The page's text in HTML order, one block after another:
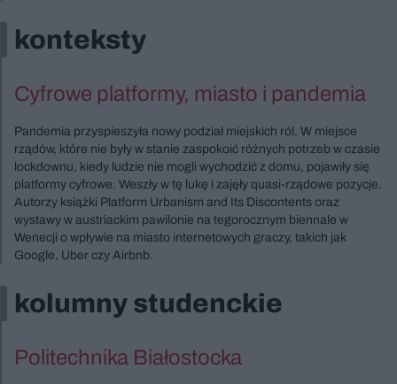
konteksty
Cyfrowe platformy, miasto i pandemia
Pandemia przyspieszyła nowy podział miejskich ról. W miejsce
rządów, które nie były w stanie zaspokoić różnych potrzeb w czasie
lockdownu, kiedy ludzie nie mogli wychodzić z domu, pojawiły się
platformy cyfrowe. Weszły w tę lukę i zajęły quasi-rządowe pozycje.
Autorzy książki Platform Urbanism and Its Discontents oraz
wystawy w austriackim pawilonie na tegorocznym biennale w
Wenecji o wpływie na miasto internetowych graczy, takich jak
Google, Uber czy Airbnb.
kolumny studenckie
Politechnika Białostocka